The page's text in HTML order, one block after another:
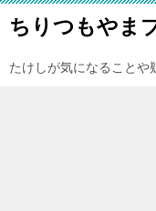
ちりつもやま
たけしが気になることや